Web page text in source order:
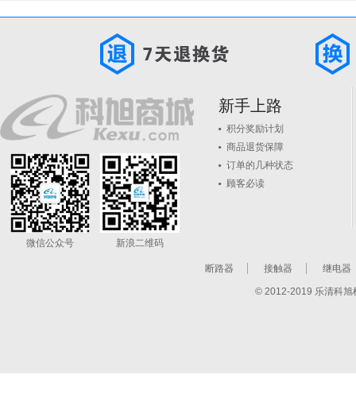
微信公众号 新浪二维码
新手上路
积分奖励计划
商品退货保障
订单的几种状态
顾客必读
断路器 接触器 继电器
© 2012-2019 乐清科旭